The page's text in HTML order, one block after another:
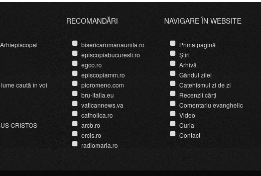
caută în voi
CRISTOS
RECOMANDĂRI
bisericaromanaunita.ro
episcopiabucuresti.ro
egco.ro
episcopiamm.ro
pioromeno.com
bru-italia.eu
vaticannews.va
catholica.ro
arcb.ro
ercis.ro
radiomaria.ro
NAVIGARE ÎN WEBSITE
Prima pagină
Știri
Arhivă
Gândul zilei
Catehismul zi de zi
Recenzii cărți
Comentariu evanghelic
Video
Curia
Contact